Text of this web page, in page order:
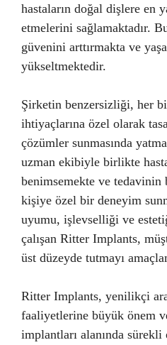
hastaların doğal dişlere en
etmelerini sağlamaktadır.
güvenini arttırmakta ve
yükseltmektedir.
Şirketin benzersizliği, her
ihtiyaçlarına özel olarak
çözümler sunmasında
uzman ekibiyle birlikte hasta
benimsemekte ve tedavinin
kişiye özel bir deneyim
uyumu, işlevselliği ve
çalışan Ritter Implants,
üst düzeyde tutmayı
Ritter Implants, yenilikçi
faaliyetlerine büyük önem
implantları alanında